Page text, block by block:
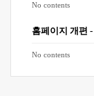
No contents
홈페이지 개편 -
No contents